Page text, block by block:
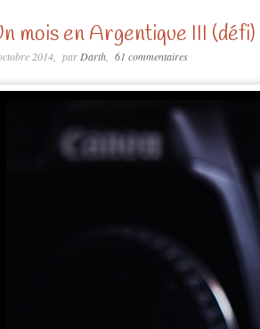
mois en Argentique III (défi)
2014 parDarth 61 commentaires